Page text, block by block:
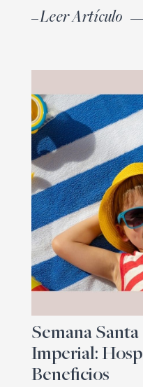
Leer Artículo
Semana
Imperial:
Beneficios